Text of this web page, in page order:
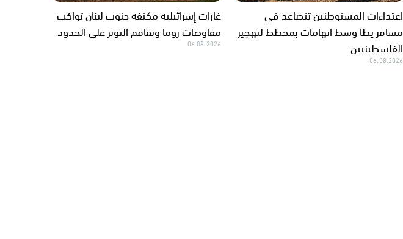
اعتداءات المستوطنين تتصاعد في
مسافر يطا وسط اتهامات بمخطط لتهجير
الفلسطينيين
06.08.2026
غارات إسرائيلية مكثفة جنوب لبنان تواكب
مفاوضات روما وتفاقم التوتر على الحدود
06.08.2026